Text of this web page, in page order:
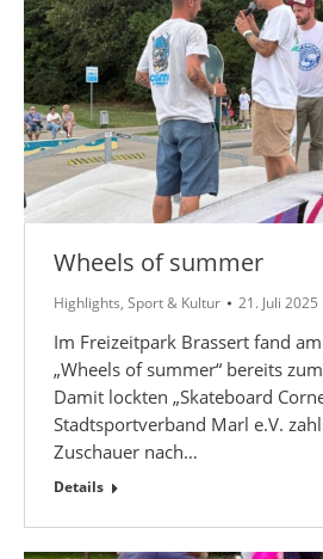
Wheels of summer
Highlights, Sport & Kultur 21. Juli 2025
Im Freizeitpark Brassert fand
„Wheels of summer“ bereits
Damit lockten „Skateboard
Stadtsportverband Marl e.V.
Zuschauer nach…
Details